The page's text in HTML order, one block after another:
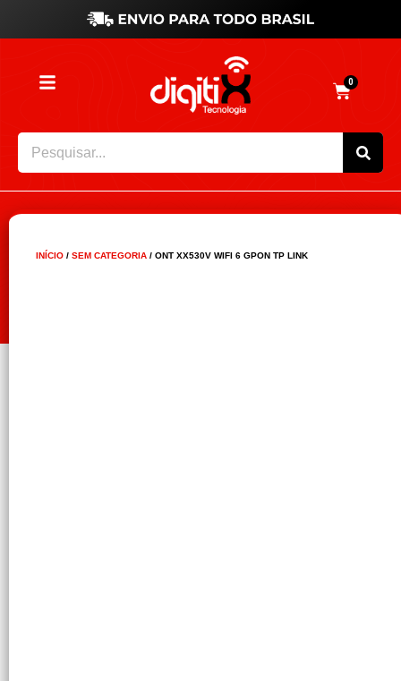
0
INÍCIO / SEM CATEGORIA / ONT XX530V WIFI 6 GPON TP LINK